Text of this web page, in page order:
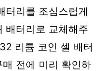
터리를 조심스럽게
배터리로 교체해주
리튬 코인 셀 배터
전에 미리 확인하